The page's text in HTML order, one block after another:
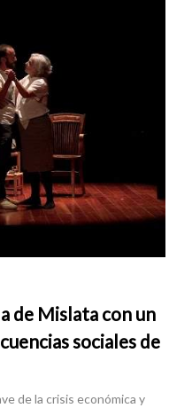
de Mislata con un
sociales de
de la crisis económica y